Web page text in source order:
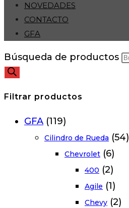
NOVEDADES
CONTACTO
GFA
Búsqueda de productos
Filtrar productos
GFA (119)
Cilindro de Rueda (54)
Chevrolet (6)
400 (2)
Agile (1)
Chevy (2)